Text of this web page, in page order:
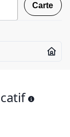
Carte